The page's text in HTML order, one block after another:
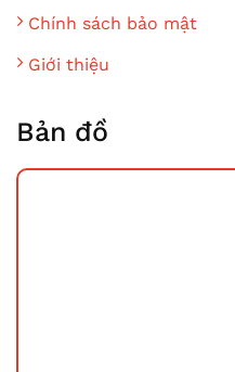
Chính sách bảo mật
Giới thiệu
Bản đồ